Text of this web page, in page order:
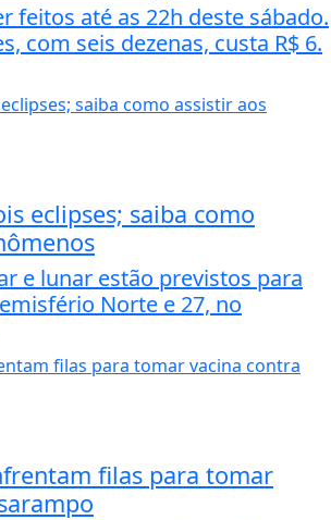
feitos até as 22h deste sábado.
com seis dezenas, custa R$ 6.
eclipses; saiba como
e lunar estão previstos para
Norte e 27, no
filas para tomar